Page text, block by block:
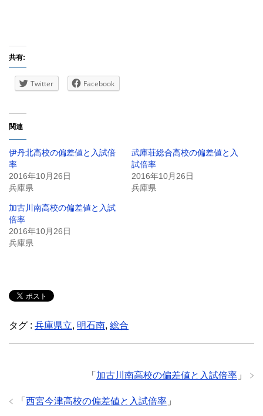
共有:
Twitter Facebook
関連
伊丹北高校の偏差値と入試倍
率
2016年10月26日
兵庫県
武庫荘総合高校の偏差値と入
試倍率
2016年10月26日
兵庫県
加古川南高校の偏差値と入試
倍率
2016年10月26日
兵庫県
タグ : 兵庫県立, 明石南, 総合
「 加古川南高校の偏差値と入試倍率 」
「 西宮今津高校の偏差値と入試倍率 」